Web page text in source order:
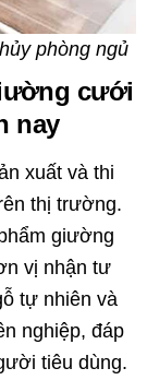
phòng ngủ
cưới
nay
xuất và thi
thị trường.
giường
vị nhận tư
tự nhiên và
nghiệp, đáp
tiêu dùng.